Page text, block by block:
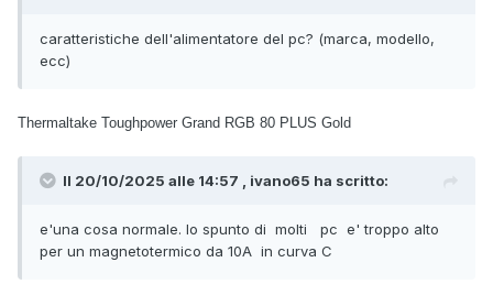
caratteristiche dell'alimentatore del pc? (marca, modello,
ecc)
Thermaltake Toughpower Grand RGB 80 PLUS Gold
Il 20/10/2025 alle 14:57 , ivano65 ha scritto:
e'una cosa normale. lo spunto di molti pc e' troppo alto
per un magnetotermico da 10A in curva C